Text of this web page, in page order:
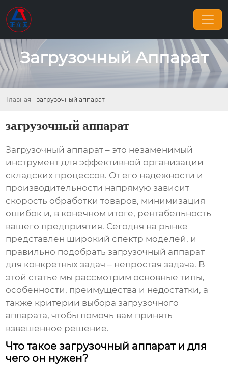
Загрузочный Аппарат
Главная - загрузочный аппарат
загрузочный аппарат
Загрузочный аппарат – это незаменимый
инструмент для эффективной организации
складских процессов. От его надежности и
производительности напрямую зависит
скорость обработки товаров, минимизация
ошибок и, в конечном итоге, рентабельность
вашего предприятия. Сегодня на рынке
представлен широкий спектр моделей, и
правильно подобратьзагрузочный аппарат
для конкретных задач – непростая задача. В
этой статье мы рассмотрим основные типы,
особенности, преимущества и недостатки, а
также критерии выборазагрузочного
аппарата, чтобы помочь вам принять
взвешенное решение.
Что такое загрузочный аппарат и для
чего он нужен?